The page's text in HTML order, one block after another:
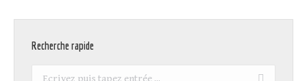
Recherche rapide
Recherche